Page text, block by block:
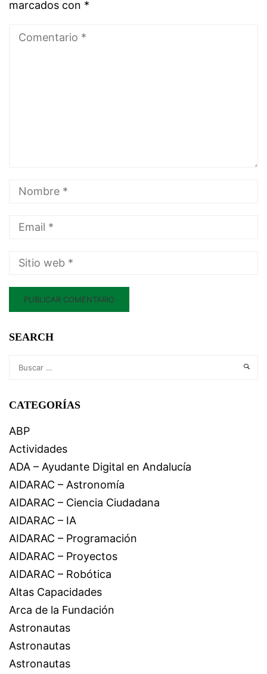
marcados con *
SEARCH
CATEGORÍAS
ABP
Actividades
ADA – Ayudante Digital en Andalucía
AIDARAC – Astronomía
AIDARAC – Ciencia Ciudadana
AIDARAC – IA
AIDARAC – Programación
AIDARAC – Proyectos
AIDARAC – Robótica
Altas Capacidades
Arca de la Fundación
Astronautas
Astronautas
Astronautas